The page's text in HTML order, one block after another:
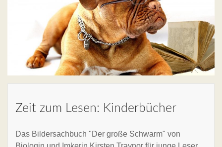
Zeit zum Lesen: Kinderbücher
Das Bildersachbuch "Der große Schwarm" von